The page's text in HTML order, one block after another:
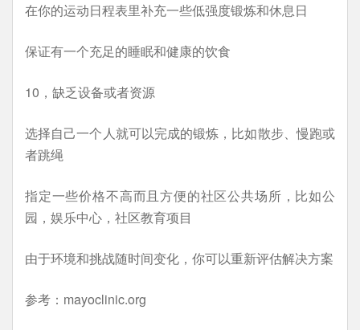
在你的运动日程表里补充一些低强度锻炼和休息日
保证有一个充足的睡眠和健康的饮食
10，缺乏设备或者资源
选择自己一个人就可以完成的锻炼，比如散步、慢跑或
者跳绳
指定一些价格不高而且方便的社区公共场所，比如公
园，娱乐中心，社区教育项目
由于环境和挑战随时间变化，你可以重新评估解决方案
参考：mayoclinic.org